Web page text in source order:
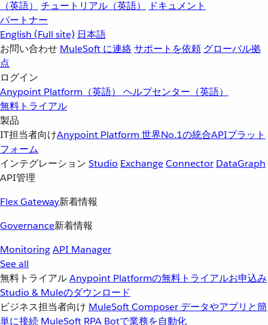
（英語）
チュートリアル（英語）
ドキュメント
パートナー
English (Full site) 日本語
お問い合わせ MuleSoft に連絡サポートを依頼 グローバル拠
点
ログイン
Anypoint Platform（英語） ヘルプセンター（英語）
無料トライアル
製品
IT担当者向けAnypoint Platform 世界No.1の統合APIプラット
フォーム
インテグレーション Studio ExchangeConnector DataGraph
API管理
Flex Gateway新着情報
Governance新着情報
MonitoringAPI Manager
See all
無料トライアルAnypoint Platformの無料トライアルお申込み
Studio & Muleのダウンロード
ビジネス担当者向け MuleSoft Composer データやアプリと簡
単に接続 MuleSoft RPA Botで業務を自動化